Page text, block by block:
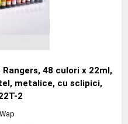
48 culori x 22ml,
metalice, cu sclipici,
2